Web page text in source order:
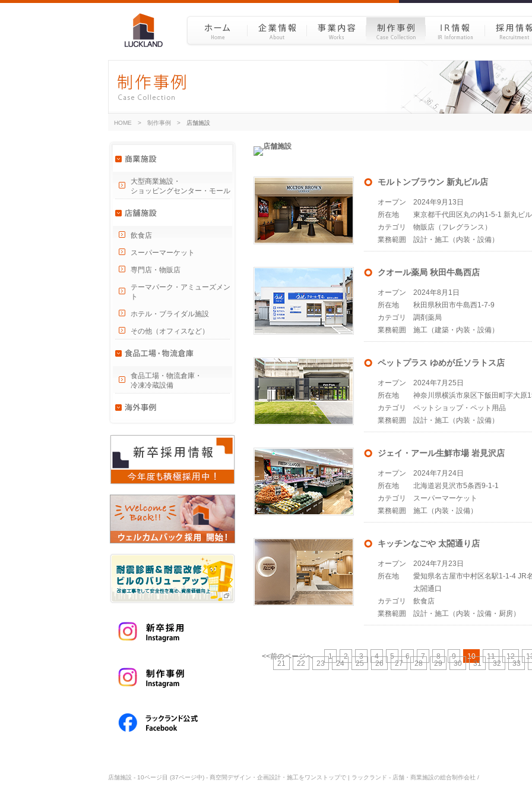
HOME > 制作事例 > 店舗施設
モルトンブラウン 新丸ビル店
オープン
2024年9月13日
所在地
東京都千代田区丸の内1-5-1 新丸ビ
カテゴリ
物販店（フレグランス）
業務範囲
設計・施工（内装・設備）
クオール薬局 秋田牛島西店
オープン
2024年8月1日
所在地
秋田県秋田市牛島西1-7-9
カテゴリ
調剤薬局
業務範囲
施工（建築・内装・設備）
ペットプラス ゆめが丘ソラトス店
オープン
2024年7月25日
所在地
神奈川県横浜市泉区下飯田町字大原
カテゴリ
ペットショップ・ペット用品
業務範囲
設計・施工（内装・設備）
ジェイ・アール生鮮市場 岩見沢店
オープン
2024年7月24日
所在地
北海道岩見沢市5条西9-1-1
カテゴリ
スーパーマーケット
業務範囲
施工（内装・設備）
キッチンなごや 太閤通り店
オープン
2024年7月23日
所在地
愛知県名古屋市中村区名駅1-1-4 JR
太閤通口
カテゴリ
飲食店
業務範囲
設計・施工（内装・設備・厨房）
<<前のページへ 1 2 3 4 5 6 7 8 9 10 11 12
21
22 23 24 25 26 27 28 29 30 31 32 33
大型商業施設・
ショッピングセンター・モール
飲食店
スーパーマーケット
専門店・物販店
テーマパーク・アミューズメン
ト
ホテル・ブライダル施設
その他（オフィスなど）
食品工場・物流倉庫・
冷凍冷蔵設備
店舗施設 - 10ページ目 (37ページ中) - 商空間デザイン・企画設計・施工をワンストップで | ラックランド - 店舗・商業施設の総合制作会社 /